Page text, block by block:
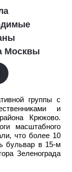
Москвы
группы с
и
Крюково.
масштабного
что более 10
бульвар в 15-м
Зеленограда